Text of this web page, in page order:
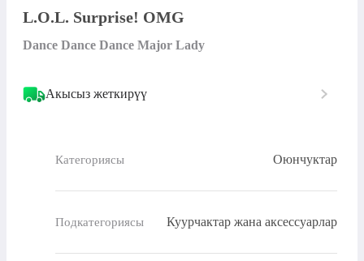
L.O.L. Surprise! OMG
Dance Dance Dance Major Lady
Акысыз жеткирүү
Категориясы Оюнчуктар
Подкатегориясы Куурчактар жана аксессуарлар